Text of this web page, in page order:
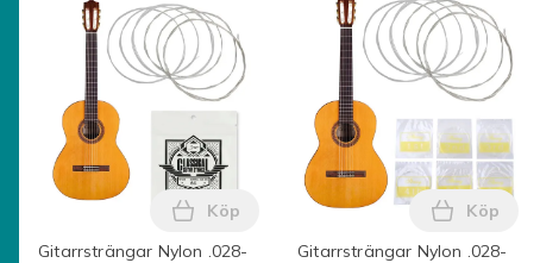
Gitarrsträngar Nylon .028-
Lägg till Gitarrsträngar Nylon .028-
Köp
Gitarrsträngar Nylon .028-
Lägg till
Köp